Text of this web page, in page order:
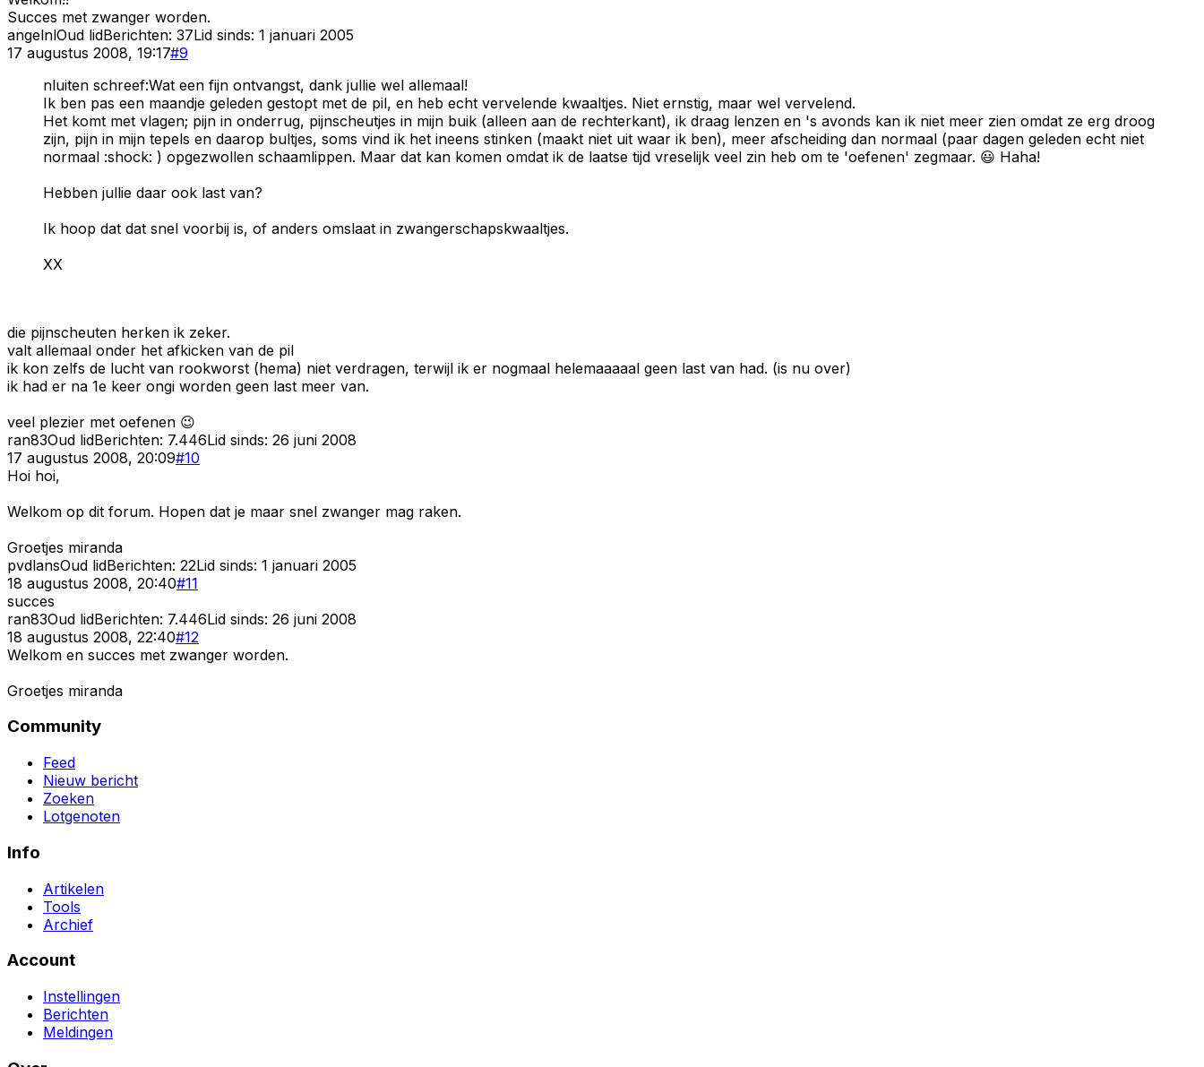
Succes met zwanger worden.
angelnlOud lidBerichten: 37Lid sinds: 1 januari 2005
17 augustus 2008, 19:17#9
nluiten schreef:Wat een fijn ontvangst, dank jullie wel allemaal!
Ik ben pas een maandje geleden gestopt met de pil, en heb echt vervelende kwaaltjes. Niet ernstig, maar wel vervelend.
Het komt met vlagen; pijn in onderrug, pijnscheutjes in mijn buik (alleen aan de rechterkant), ik draag lenzen en 's avonds kan ik niet meer zien omdat ze erg droog
zijn, pijn in mijn tepels en daarop bultjes, soms vind ik het ineens stinken (maakt niet uit waar ik ben), meer afscheiding dan normaal (paar dagen geleden echt niet
normaal :shock: ) opgezwollen schaamlippen. Maar dat kan komen omdat ik de laatse tijd vreselijk veel zin heb om te 'oefenen' zegmaar. 😃 Haha!
Hebben jullie daar ook last van?
Ik hoop dat dat snel voorbij is, of anders omslaat in zwangerschapskwaaltjes.
XX
die pijnscheuten herken ik zeker.
valt allemaal onder het afkicken van de pil
ik kon zelfs de lucht van rookworst (hema) niet verdragen, terwijl ik er nogmaal helemaaaaal geen last van had. (is nu over)
ik had er na 1e keer ongi worden geen last meer van.
veel plezier met oefenen 😉
ran83Oud lidBerichten: 7.446Lid sinds: 26 juni 2008
17 augustus 2008, 20:09#10
Hoi hoi,
Welkom op dit forum. Hopen dat je maar snel zwanger mag raken.
Groetjes miranda
pvdlansOud lidBerichten: 22Lid sinds: 1 januari 2005
18 augustus 2008, 20:40#11
succes
ran83Oud lidBerichten: 7.446Lid sinds: 26 juni 2008
18 augustus 2008, 22:40#12
Welkom en succes met zwanger worden.
Groetjes miranda
Community
Feed
Nieuw bericht
Zoeken
Lotgenoten
Info
Artikelen
Tools
Archief
Account
Instellingen
Berichten
Meldingen